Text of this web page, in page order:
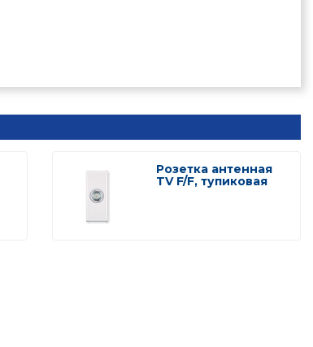
Розетка антенная
TV F/F, тупиковая